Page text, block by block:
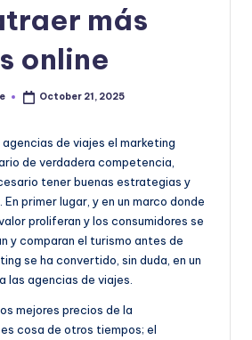
más
online
October 21, 2025
de viajes el marketing
de verdadera competencia,
tener buenas estrategias y
primer lugar, y en un marco donde
proliferan y los consumidores se
y comparan el turismo antes de
se ha convertido, sin duda, en un
las agencias de viajes.
mejores precios de la
cosa de otros tiempos; el